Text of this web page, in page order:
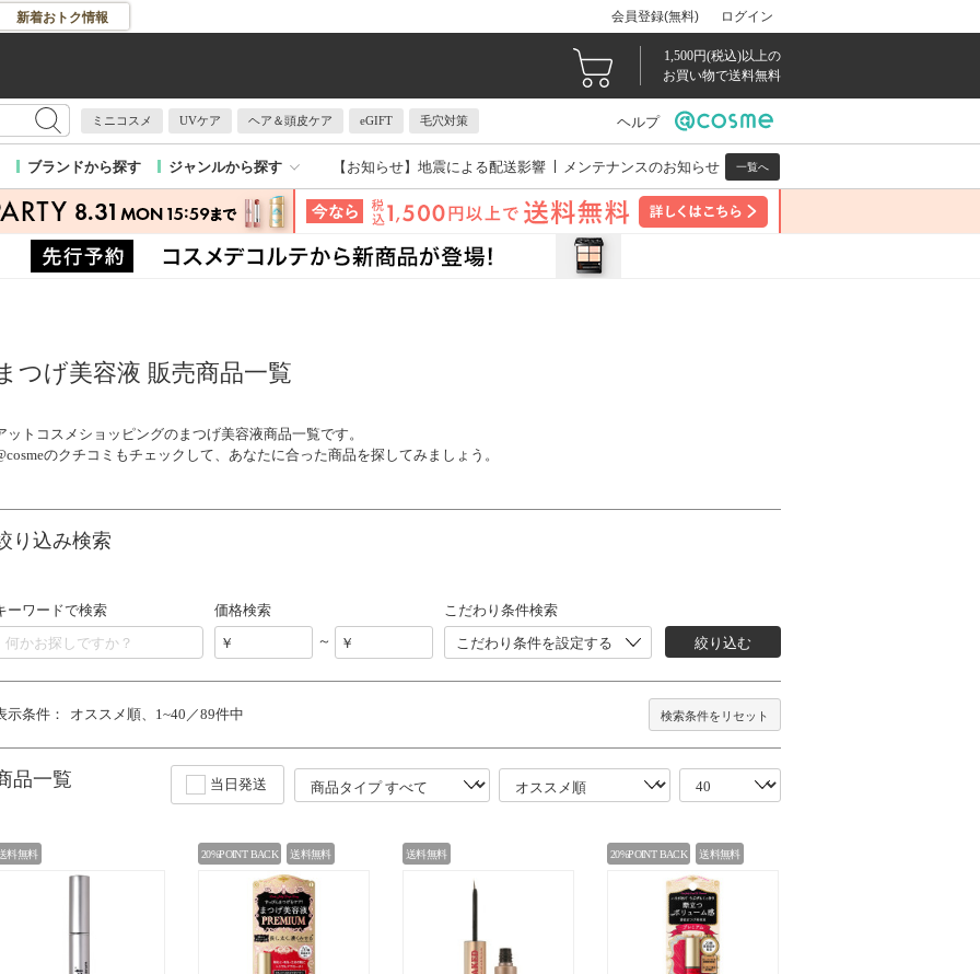
新着おトク情報 会員登録(無料) ログイン
1,500円(税込)以上の
お買い物で送料無料
ミニコスメ UVケア ヘア＆頭皮ケア eGIFT 毛穴対策 ヘルプ
ブランドから探す ジャンルから探す 【お知らせ】 地震による配送影響 メンテナンスのお知らせ 一覧へ
つげ美容液 販売商品一覧
ットコスメショッピングのまつげ美容液商品一覧です。
のクチコミもチェックして、あなたに合った商品を探してみましょう。
り込み検索
ーワードで検索
価格検索
～
こだわり条件検索
こだわり条件を設定する
絞り込む
示条件： オススメ順 1~40／89件中 検索条件をリセット
品一覧 当日発送
料無料 20%POINT BACK 送料無料 送料無料 20%POINT BACK 送料無料